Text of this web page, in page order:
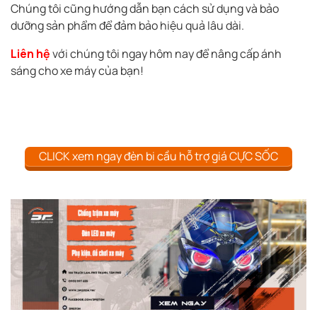
Chúng tôi cũng hướng dẫn bạn cách sử dụng và bảo
dưỡng sản phẩm để đảm bảo hiệu quả lâu dài.
Liên hệvới chúng tôi ngay hôm nay để nâng cấp ánh
sáng cho xe máy của bạn!
CLICK xem ngay đèn bi cầu hỗ trợ giá CỰC SỐC